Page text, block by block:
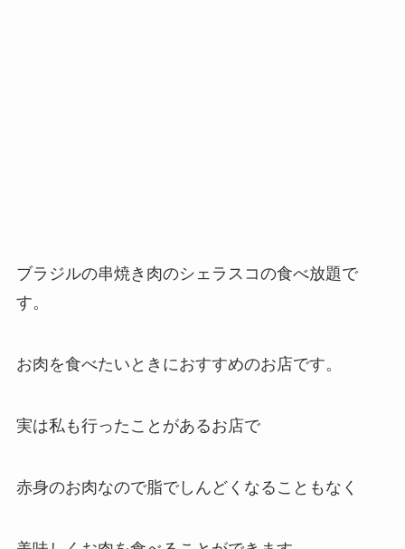
ブラジルの串焼き肉のシェラスコの食べ放題で
す。
お肉を食べたいときにおすすめのお店です。
実は私も行ったことがあるお店で
赤身のお肉なので脂でしんどくなることもなく